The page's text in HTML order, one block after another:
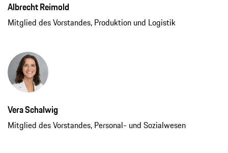
Albrecht Reimold
Mitglied des Vorstandes, Produktion und Logistik
Vera Schalwig
Mitglied des Vorstandes, Personal- und Sozialwesen